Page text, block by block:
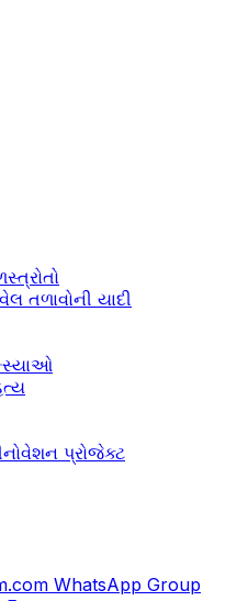
તળાવોની યાદી
પ્રોજેક્ટ
WhatsApp Group